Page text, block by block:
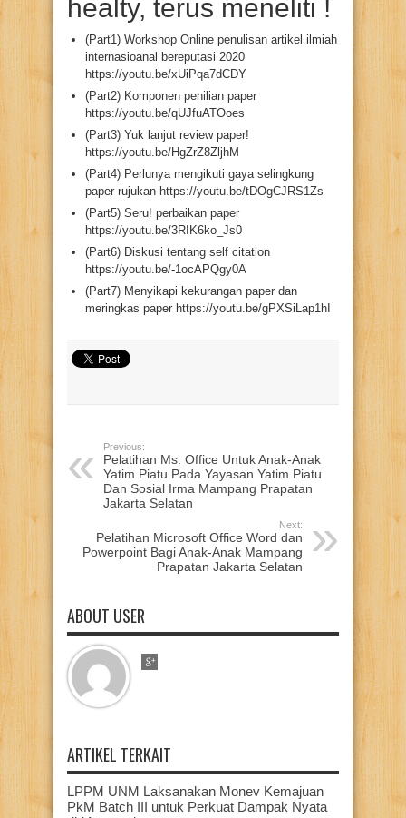
healty, terus meneliti !
(Part1) Workshop Online penulisan artikel ilmiah
internasioanal bereputasi 2020
https://youtu.be/xUiPqa7dCDY
(Part2) Komponen penilian paper
https://youtu.be/qUJfuATOoes
(Part3) Yuk lanjut review paper!
https://youtu.be/HgZrZ8ZljhM
(Part4) Perlunya mengikuti gaya selingkung
paper rujukan https://youtu.be/tDOgCJRS1Zs
(Part5) Seru! perbaikan paper
https://youtu.be/3RIK6ko_Js0
(Part6) Diskusi tentang self citation
https://youtu.be/-1ocAPQgy0A
(Part7) Menyikapi kekurangan paper dan
meringkas paper https://youtu.be/gPXSiLap1hI
Previous:
Pelatihan Ms. Office Untuk Anak-Anak
Yatim Piatu Pada Yayasan Yatim Piatu
Dan Sosial Irma Mampang Prapatan
Jakarta Selatan
Next:
Pelatihan Microsoft Office Word dan
Powerpoint Bagi Anak-Anak Mampang
Prapatan Jakarta Selatan
ABOUT USER
ARTIKEL TERKAIT
LPPM UNM Laksanakan Monev Kemajuan
PkM Batch III untuk Perkuat Dampak Nyata